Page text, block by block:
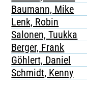
Baumann, Mike
Lenk, Robin
Salonen, Tuukka
Berger, Frank
Göhlert, Daniel
Schmidt, Kenny